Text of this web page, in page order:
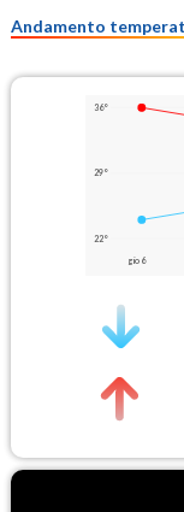
Andamento
36°
29°
22°
gio 6